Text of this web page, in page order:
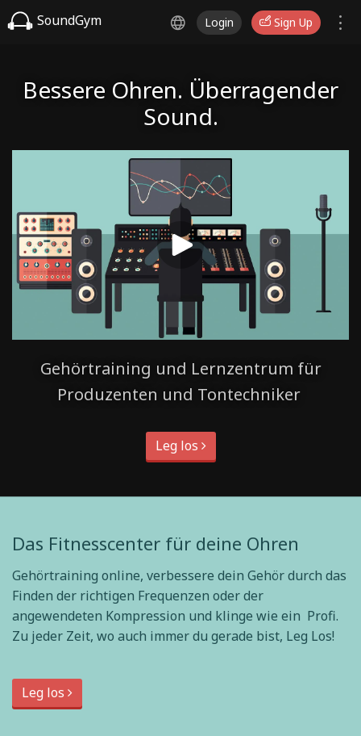
SoundGym Login Sign Up
Bessere Ohren. Überragender
Sound.
Gehörtraining und Lernzentrum für
Produzenten und Tontechniker
Leg los
Das Fitnesscenter für deine Ohren
Gehörtraining online, verbessere dein Gehör durch das
Finden der richtigen Frequenzen oder der
angewendeten Kompression und klinge wie ein Profi.
Zu jeder Zeit, wo auch immer du gerade bist, Leg Los!
Leg los